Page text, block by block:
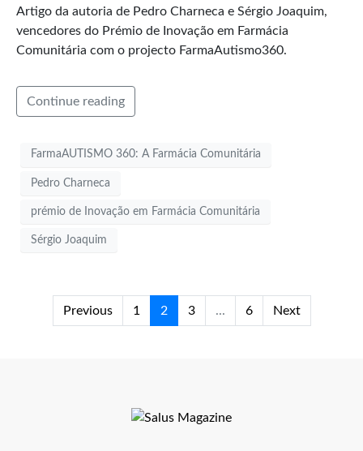
Artigo da autoria de Pedro Charneca e Sérgio Joaquim,
vencedores do Prémio de Inovação em Farmácia
Comunitária com o projecto FarmaAutismo360.
Continue reading
FarmaAUTISMO 360: A Farmácia Comunitária
Pedro Charneca
prémio de Inovação em Farmácia Comunitária
Sérgio Joaquim
Previous 1 2 3 ... 6 Next